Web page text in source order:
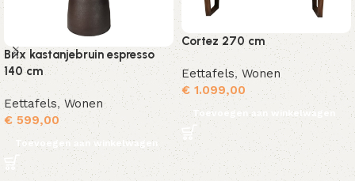
Brix kastanjebruin espresso
140 cm
Eettafels, Wonen
€ 599,00
Toevoegen aan winkelwagen
Cortez 270 cm
Eettafels, Wonen
€ 1.099,00
Toevoegen aan winkelwagen